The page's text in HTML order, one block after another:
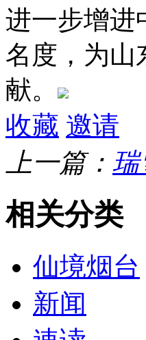
进一步增进
名度，为山
献。
收藏 邀请
上一篇： 瑞
相关分类
仙境烟台
新闻